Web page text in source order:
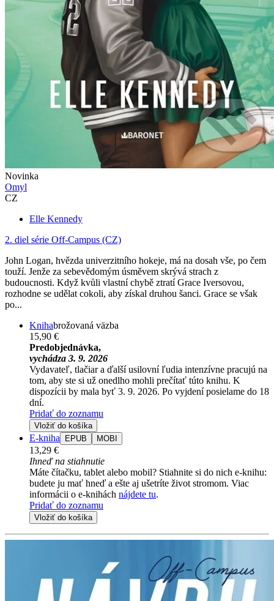
Novinka
Omyl
CZ
Elle Kennedy
2. diel série Off-Campus (CZ)
John Logan, hvězda univerzitního hokeje, má na dosah vše, po čem
touží. Jenže za sebevědomým úsměvem skrývá strach z
budoucnosti. Když kvůli vlastní chybě ztratí Grace Iversovou,
rozhodne se udělat cokoli, aby získal druhou šanci. Grace se však
po...
Knihabrožovaná väzba
15,90 €
Predobjednávka,
vychádza 3. 9. 2026
Vydavateľ, tlačiar a ďalší usilovní ľudia intenzívne pracujú na
tom, aby ste si už onedlho mohli prečítať túto knihu. K
dispozícii by mala byť 3. 9. 2026. Po vyjdení posielame do 18
dní.
Pridať do zoznamu
Vložiť do košíka
E-kniha EPUB MOBI
13,29 €
Ihneď na stiahnutie
Máte čítačku, tablet alebo mobil? Stiahnite si do nich e-knihu:
budete ju mať hneď a ešte aj ušetríte život stromom. Viac
informácii o e-knihách nájdete tu.
Pridať do zoznamu
Vložiť do košíka